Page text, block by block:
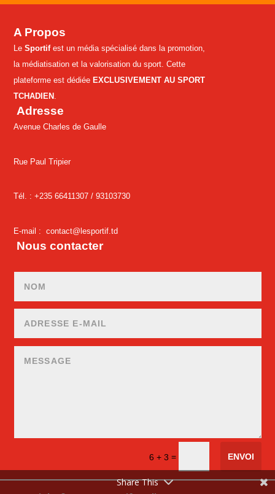
A Propos
LeSportifest un média spécialisé dans la promotion,
la médiatisation et la valorisation du sport. Cette
plateforme est dédiée EXCLUSIVEMENT AU SPORT
TCHADIEN .
Adresse
Avenue Charles de Gaulle
Rue Paul Tripier
Tél. : +235 66411307 /93103730
E-mail :contact@lesportif.td
Nous contacter
6 + 3 = ENVOI
Share This